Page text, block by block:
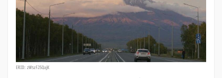
ERID: 2W5zFJSQajK